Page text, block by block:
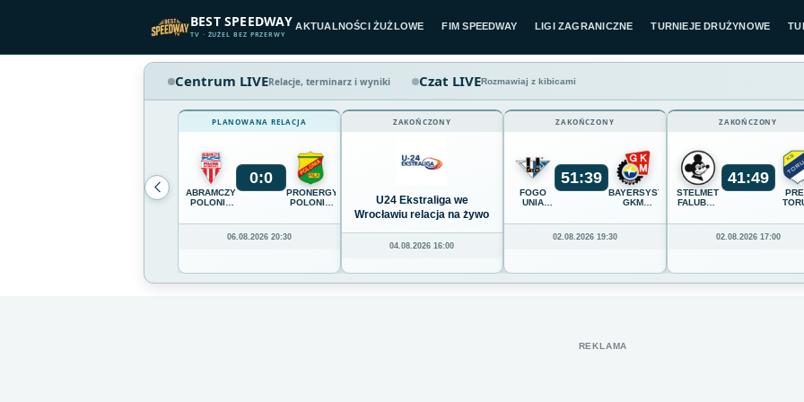
BEST SPEEDWAY
TV · ŻUŻEL BEZ PRZERWY
AKTUALNOŚCI ŻUŻLOWE FIM SPEEDWAY LIGI ZAGRANICZNE TURNIEJE DRUŻYNOWE
Centrum LIVERelacje, terminarz i wyniki Czat LIVERozmawiaj z kibicami
PLANOWANA RELACJA
ABRAMCZYK
POLONIA
0:0
PRONERGY
POLONIA
06.08.2026 20:30
ZAKOŃCZONY
U24 Ekstraliga we
Wrocławiu relacja na żywo
04.08.2026 16:00
ZAKOŃCZONY
FOGO
UNIA
51:39
BAYERSYSTEM
GKM
02.08.2026 19:30
ZAKOŃCZONY
STELMET
FALUBAZ
GÓRA
41:49
02.08.2026 17:00
REKLAMA